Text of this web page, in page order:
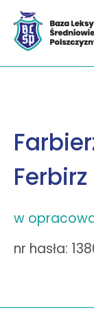
Ferbirz
w
nr hasła: